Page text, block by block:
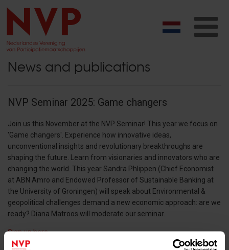
News and publications
NVP Seminar 2025: Game changers
Join us this November at the NVP Seminar! This year we focus on
'Game changers'. Experience how innovative ideas,
unconventional insights and revolutionary breakthroughs are
shaping the future. Learn from visionaries and innovators who are
changing the world. This year Sandra Phlippen (Chief Economist
at ABN Amro and Endowed Professor of Sustainable Banking at
the University of Groningen) will speak about Environmental &
geopolitical challenges demand a new economic approach: are we
ready? Diana Matroos will moderate our seminar.
Sign up here.